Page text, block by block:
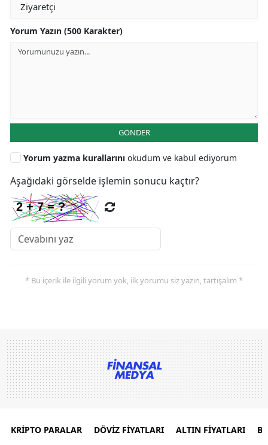
Yorum Yazın (500 Karakter)
GÖNDER
Yorum yazma kurallarını okudum ve kabul ediyorum
Aşağıdaki görselde işlemin sonucu kaçtır?
* Bu içerik ile ilgili yorum yok, ilk yorumu siz yazın, tartışalım *
KRİPTO PARALAR DÖVİZ FİYATLARI ALTIN FİYATLARI